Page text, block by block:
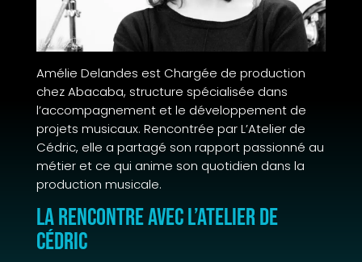
Amélie Delandes est Chargée de production
chez Abacaba, structure spécialisée dans
l’accompagnement et le développement de
projets musicaux. Rencontrée par L’Atelier de
Cédric, elle a partagé son rapport passionné au
métier et ce qui anime son quotidien dans la
production musicale.
La rencontre avec L’Atelier de
Cédric